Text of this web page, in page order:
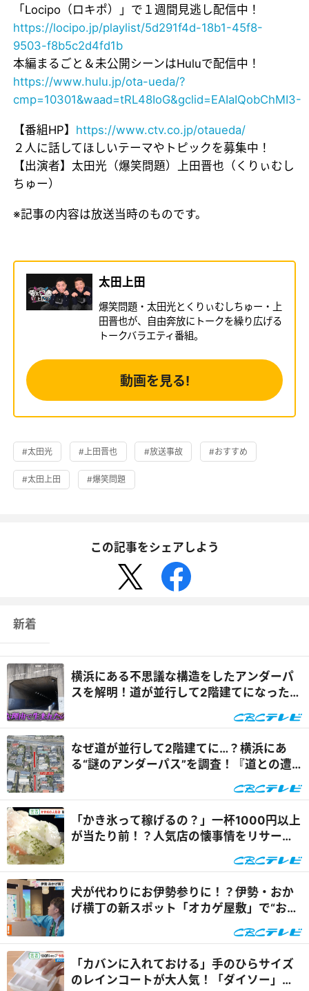
「Locipo（ロキポ）」で１週間見逃し配信中！
https://locipo.jp/playlist/5d291f4d-18b1-45f8-
9503-f8b5c2d4fd1b
本編まるごと＆未公開シーンはHuluで配信中！
https://www.hulu.jp/ota-ueda/?
cmp=10301&waad=tRL48IoG&gclid=EAIaIQobChMI3-
【番組HP】 https://www.ctv.co.jp/otaueda/
２人に話してほしいテーマやトピックを募集中！
【出演者】太田光（爆笑問題）上田晋也（くりぃむし
ちゅー）
※記事の内容は放送当時のものです。
太田上田
爆笑問題・太田光とくりぃむしちゅー・上
田晋也が、自由奔放にトークを繰り広げる
トークバラエティ番組。
動画を見る!
#太田光 #上田晋也 #放送事故 #おすすめ
#太田上田 #爆笑問題
この記事をシェアしよう
新着
横浜にある不思議な構造をしたアンダーパ
スを解明！道が並行して2階建てになったワ
なぜ道が並行して2階建てに…？横浜にあ
る“謎のアンダーパス”を調査！『道との遭
「かき氷って稼げるの？」一杯1000円以上
が当たり前！？人気店の懐事情をリサーチ
犬が代わりにお伊勢参りに！？伊勢・おか
げ横丁の新スポット「オカゲ屋敷」で“おか
「カバンに入れておける」手のひらサイズ
のレインコートが大人気！「ダイソー」で